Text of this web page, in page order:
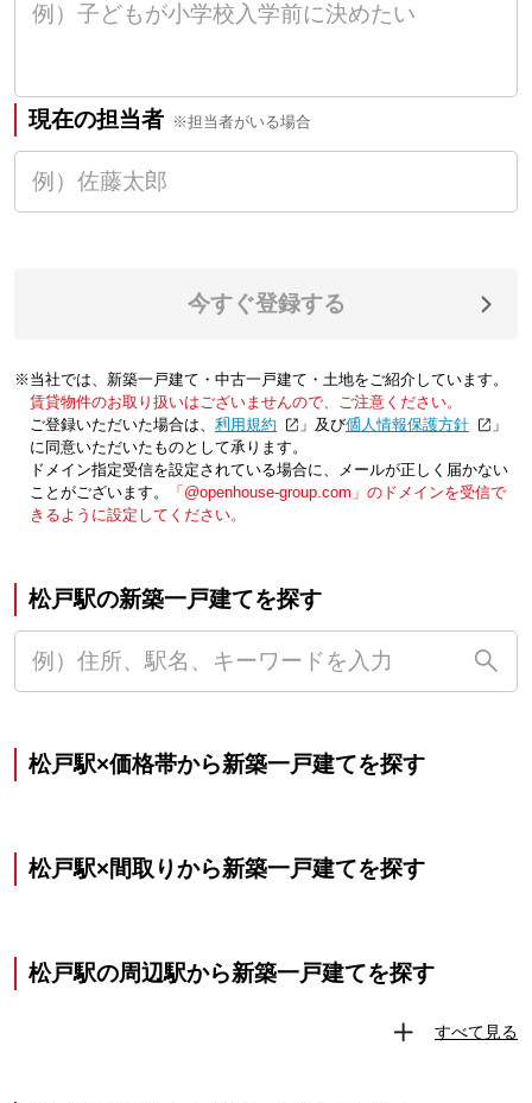
現在の担当者 ※担当者がいる場合
今すぐ登録する
※当社では、新築一戸建て・中古一戸建て・土地をご紹介しています。
賃貸物件のお取り扱いはございませんので、ご注意ください。
ご登録いただいた場合は、「利用規約 」及び「個人情報保護方針
」
に同意いただいたものとして承ります。
ドメイン指定受信を設定されている場合に、メールが正しく届かない
ことがございます。
「@openhouse-group.com」のドメインを受信で
きるように設定してください。
松戸駅の新築一戸建てを探す
松戸駅×価格帯から新築一戸建てを探す
松戸駅×間取りから新築一戸建てを探す
松戸駅の周辺駅から新築一戸建てを探す
すべて見る